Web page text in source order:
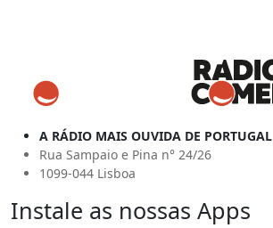
A RÁDIO MAIS OUVIDA DE PORTUGAL
Rua Sampaio e Pina n° 24/26
1099-044 Lisboa
Instale as nossas Apps